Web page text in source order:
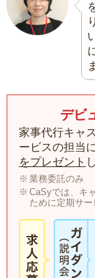
デビ
家事代行キャ
ービスの担当
をプレゼント
業務委託のみ
CaSyでは、キ
ために定期サ